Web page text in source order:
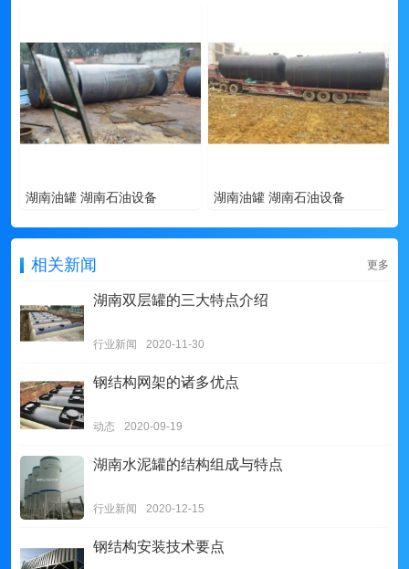
湖南油罐 湖南石油设备 湖南油罐 湖南石油设备
相关新闻 更多
湖南双层罐的三大特点介绍
行业新闻 2020-11-30
钢结构网架的诸多优点
动态 2020-09-19
湖南水泥罐的结构组成与特点
行业新闻 2020-12-15
钢结构安装技术要点